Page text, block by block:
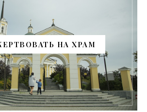
НА ХРАМ